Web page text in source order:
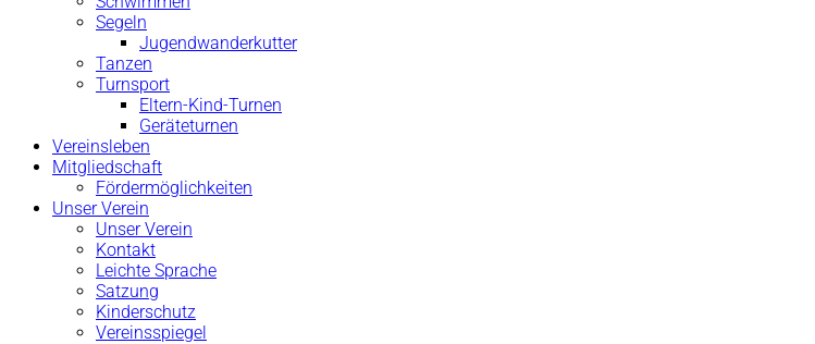
Segeln
Jugendwanderkutter
Tanzen
Turnsport
Eltern-Kind-Turnen
Geräteturnen
Vereinsleben
Mitgliedschaft
Fördermöglichkeiten
Unser Verein
Unser Verein
Kontakt
Leichte Sprache
Satzung
Kinderschutz
Vereinsspiegel